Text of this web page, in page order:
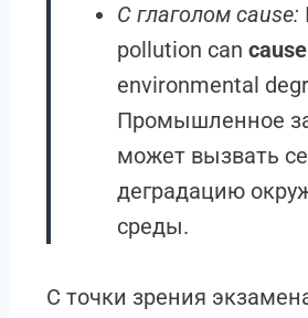
С глаголом cause:
pollution can cause
environmental
Промышленное
может вызвать
деградацию
среды.
С точки зрения